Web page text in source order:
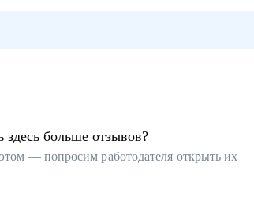
здесь больше отзывов?
— попросим работодателя открыть их